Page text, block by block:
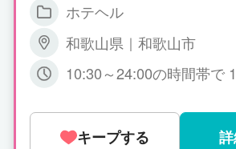
ホテヘル
和歌山県｜和歌山市
10:30～24:00の時間帯で
帯で結構です。
キープする